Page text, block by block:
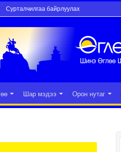
Сурталчилгаа байрлуулах
Шар мэдээ Орон нутаг